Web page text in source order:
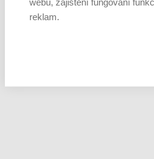
reklam.